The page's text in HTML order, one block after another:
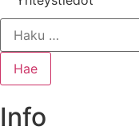
Info